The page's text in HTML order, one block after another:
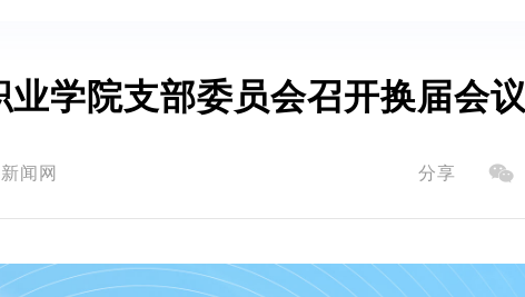
业学院支部委员会召开换届会议
闻网 分享